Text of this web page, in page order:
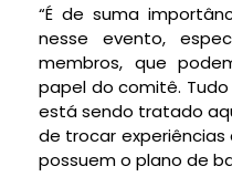
“É de suma
nesse evento,
membros, que
papel do comitê.
está sendo tratado
de trocar
possuem o plano de